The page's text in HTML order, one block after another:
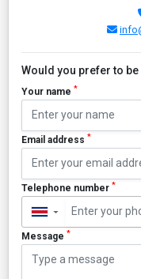
Would you prefer to
Your name *
Email address *
Telephone number *
▼
Message *